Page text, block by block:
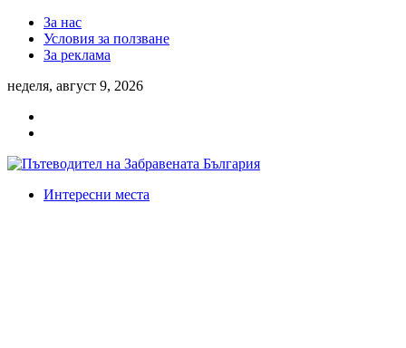
За нас
Условия за ползване
За реклама
неделя, август 9, 2026
Интересни места